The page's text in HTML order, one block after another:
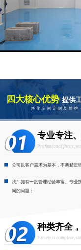
四大核心优势提供
净化车间定制及维
专业专注
Professional focus,
公司以客户需求为基本，不断精进
我厂拥有一批管理经验丰富、专业
同的问题；
种类齐全
Variety is complete,